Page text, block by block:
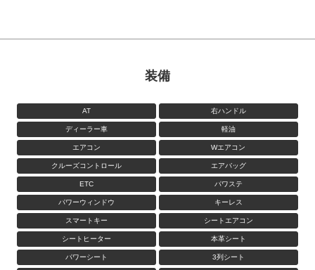
装備
AT 右ハンドル
ディーラー車 軽油
エアコン Wエアコン
クルーズコントロール エアバッグ
ETC パワステ
パワーウィンドウ キーレス
スマートキー シートエアコン
シートヒーター 本革シート
パワーシート 3列シート